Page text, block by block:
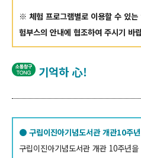
※ 체험 프로그램별로 이용할 수 있
험부스의 안내에 협조하여 주시기 바
기억하 心!
● 구립이진아기념도서관 개관10주
구립이진아기념도서관 개관 10주년